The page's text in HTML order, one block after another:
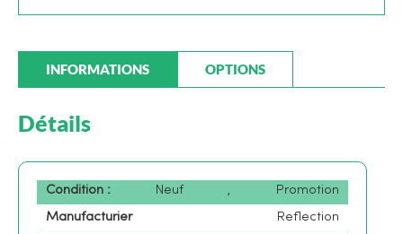
INFORMATIONS OPTIONS
Détails
Condition : Neuf ,
Promotion
Manufacturier
Reflection